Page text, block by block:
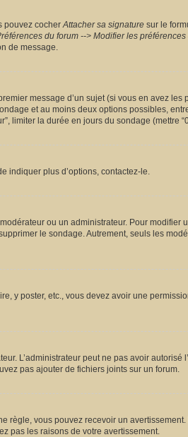
pouvez cocherAttacher sa signature sur le
du forum --> Modifier les
de message.
message d’un sujet (si vous en avez les
et au moins deux options possibles,
limiter la durée en jours du sondage
indiquer plus d’options, contactez-le.
ou un administrateur. Pour modifier
le sondage. Autrement, seuls les
y poster, etc., vous devez avoir une
L’administrateur peut ne pas avoir
pas ajouter de fichiers joints sur un forum.
vous pouvez recevoir un
pas les raisons de votre avertissement.